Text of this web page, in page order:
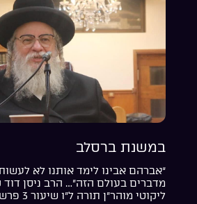
במשנת ברסלב
“אברהם אבינו לימד אותנו לא
מדברים בעולם הזה”… הרב ניסן דוד
ליקוטי מוהר”ן תורה ל”ו שיעור 3 פרשת בשלח התשפ”ו